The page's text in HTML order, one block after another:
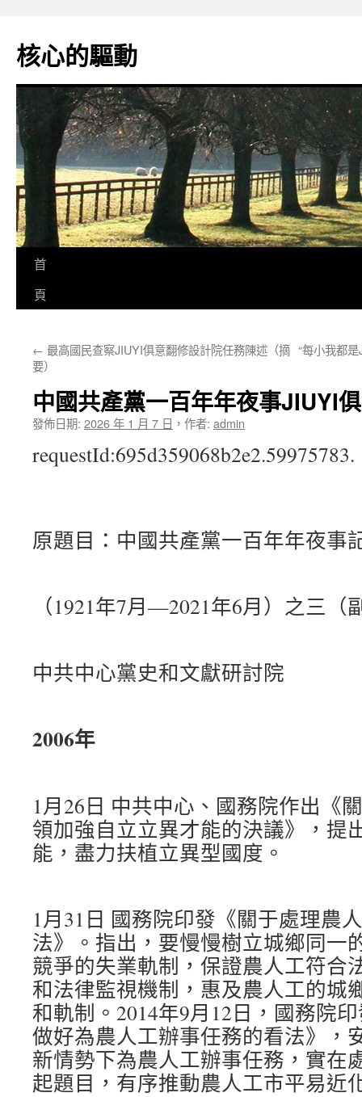
主
要
核心的驅動
首
頁
← 最高國民查察JIUYI俱意翻修設計院任務陳述（摘
要）
“每小我都
中國共產黨一百年年夜事JIUYI
發佈日期: 2026 年 1 月 7 日 ， 作者: admin
requestId:695d359068b2e2.59975783.
原題目：中國共產黨一百年年夜事
（1921年7月—2021年6月）之三（
中共中心黨史和文獻研討院
2006年
1月26日 中共中心、國務院作出《
領加強自立立異才能的決議》，提
能，盡力扶植立異型國度。
1月31日 國務院印發《關于處理農
法》。指出，要慢慢樹立城鄉同一
競爭的失業軌制，保證農人工符合
和法律監視機制，惠及農人工的城
和軌制。2014年9月12日，國務院
做好為農人工辦事任務的看法》，
新情勢下為農人工辦事任務，實在
起題目，有序推動農人工市平易近